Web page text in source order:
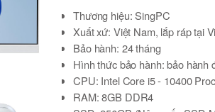
Thương hiệu: SingPC
Xuất xứ: Việt Nam, lắp ráp tại
Bảo hành: 24 tháng
Hình thức bảo hành: bảo hành
CPU: Intel Core i5 - 10400
RAM:8GB DDR4